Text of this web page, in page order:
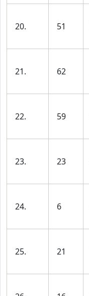
20. 51
21. 62
22. 59
23. 23
24. 6
25. 21